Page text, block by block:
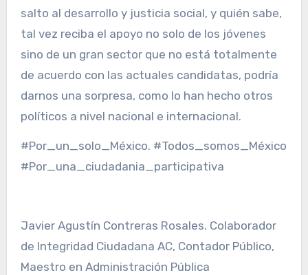
salto al desarrollo y justicia social, y quién sabe,
tal vez reciba el apoyo no solo de los jóvenes
sino de un gran sector que no está totalmente
de acuerdo con las actuales candidatas, podría
darnos una sorpresa, como lo han hecho otros
políticos a nivel nacional e internacional.
#Por_un_solo_México. #Todos_somos_México
#Por_una_ciudadania_participativa
Javier Agustín Contreras Rosales. Colaborador
de Integridad Ciudadana AC, Contador Público,
Maestro en Administración Pública